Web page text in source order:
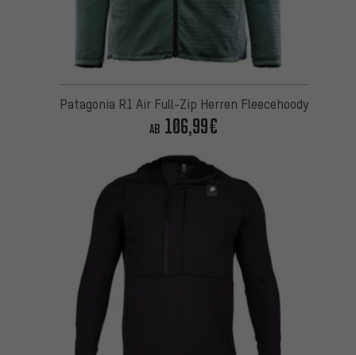
Patagonia R1 Air Full-Zip Herren Fleecehoody
AB 106,99€